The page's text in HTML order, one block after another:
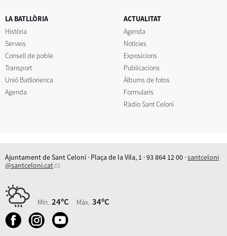
LA BATLLÒRIA
Història
Serveis
Consell de poble
Transport
Unió Batllorienca
Agenda
ACTUALITAT
Agenda
Notícies
Exposicions
Publicacions
Àlbums de fotos
Formularis
Ràdio Sant Celoni
Ajuntament de Sant Celoni · Plaça de la Vila, 1 · 93 864 12 00 ·santceloni
@santceloni.cat
Mín. 24ºC Màx. 34ºC